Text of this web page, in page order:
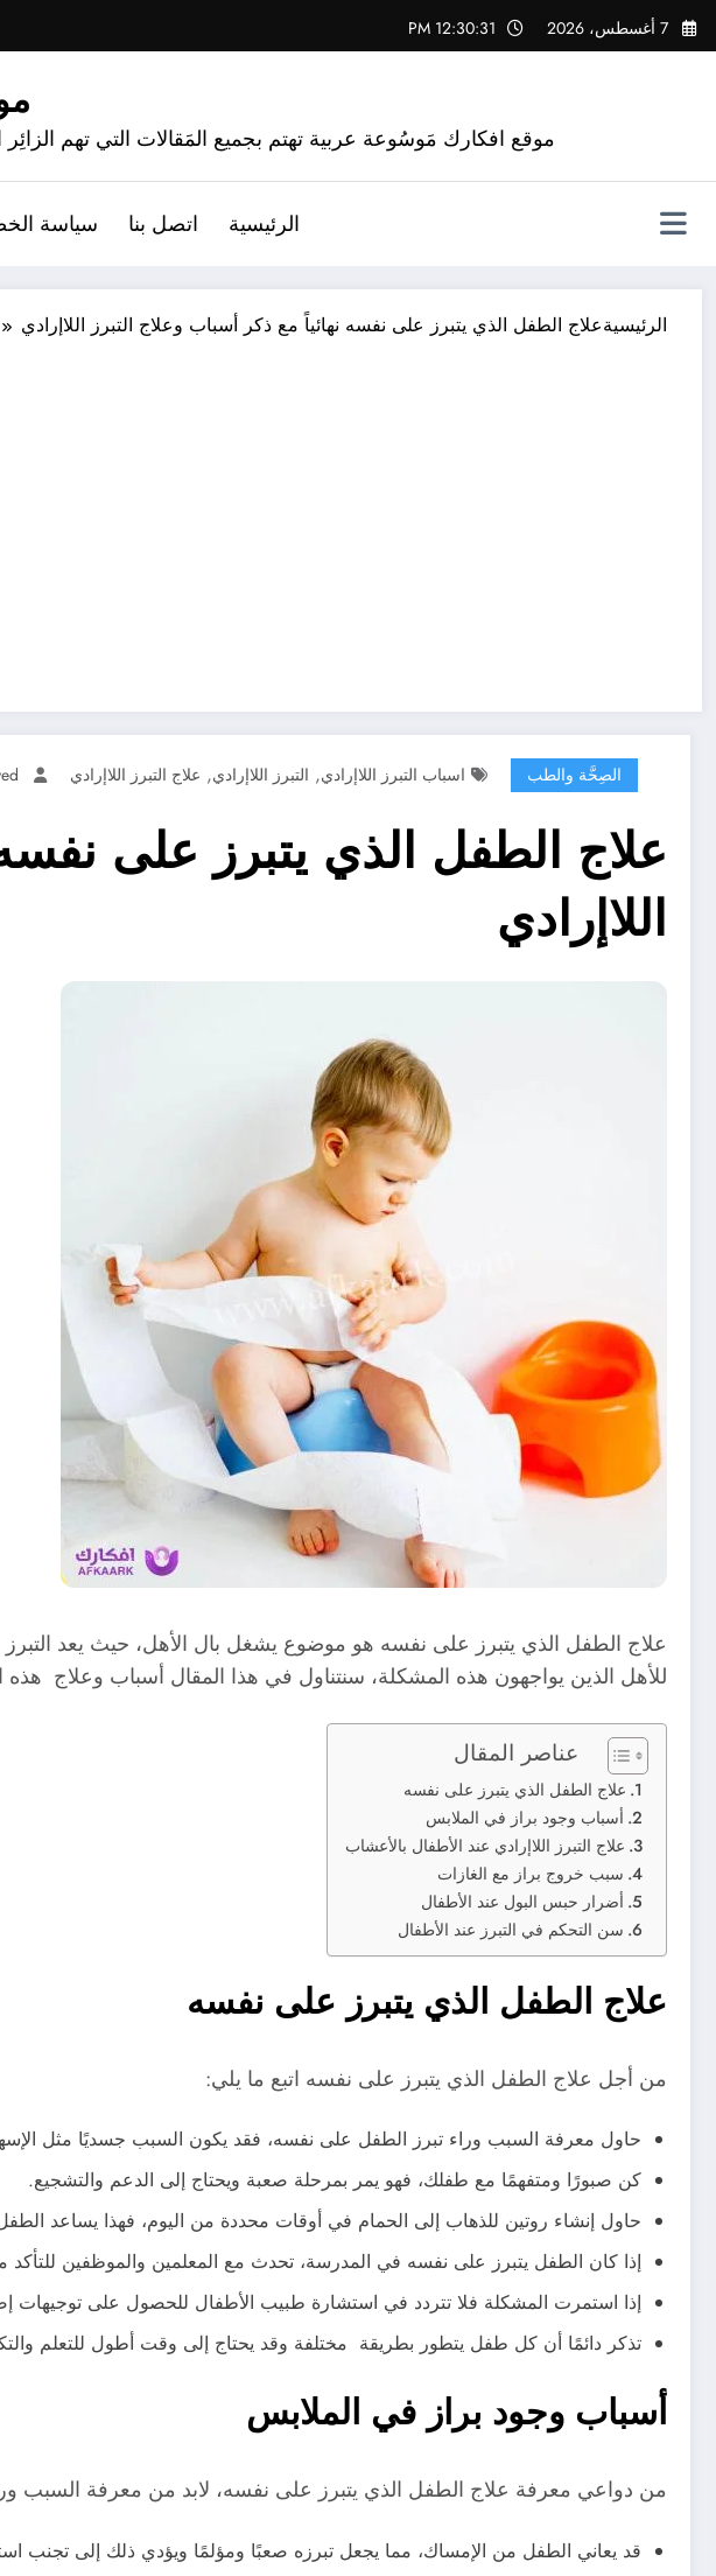
التجاوز
إلى
7 أغسطس، 2026 12:30:32 PM
موقع افكارك مَوسُوعة عربية تهتم بجميع المَقالات التي تهم
الرئيسية اتصل بنا سياسة
الرئيسيةعلاج الطفل الذي يتبرز على نفسه نهائياً مع ذكر أسباب وعلاج التبرز اللاإرادي
الصِحَّة والطب اسباب التبرز اللاإرادي, التبرز اللاإرادي, علاج التبرز اللاإرادي
علاج الطفل الذي يتبرز على
اللاإرادي
علاج الطفل الذي يتبرز على نفسه هو موضوع يشغل بال الأهل، حيث يعد
للأهل الذين يواجهون هذه المشكلة، سنتناول في هذا المقال أسباب وعلاج هذه
عناصر المقال
علاج الطفل الذي يتبرز على نفسه
أسباب وجود براز في الملابس
علاج التبرز اللاإرادي عند الأطفال بالأعشاب
سبب خروج براز مع الغازات
أضرار حبس البول عند الأطفال
سن التحكم في التبرز عند الأطفال
علاج الطفل الذي يتبرز على نفسه
من أجل علاج الطفل الذي يتبرز على نفسه اتبع ما يلي:
حاول معرفة السبب وراء تبرز الطفل على نفسه، فقد يكون السبب جسديًا مثل
كن صبورًا ومتفهمًا مع طفلك، فهو يمر بمرحلة صعبة ويحتاج إلى الدعم والتشجيع.
حاول إنشاء روتين للذهاب إلى الحمام في أوقات محددة من اليوم، فهذا يساعد
إذا كان الطفل يتبرز على نفسه في المدرسة، تحدث مع المعلمين والموظفين
إذا استمرت المشكلة فلا تتردد في استشارة طبيب الأطفال للحصول على توجيهات
تذكر دائمًا أن كل طفل يتطور بطريقة مختلفة وقد يحتاج إلى وقت أطول للتعلم
أسباب وجود براز في الملابس
من دواعي معرفة علاج الطفل الذي يتبرز على نفسه، لابد من معرفة السبب
قد يعاني الطفل من الإمساك، مما يجعل تبرزه صعبًا ومؤلمًا ويؤدي ذلك إلى تجنب